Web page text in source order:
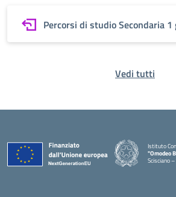
Percorsi di studio Secondaria 1
Vedi tutti
Istituto
"Omodeo
Scisciano